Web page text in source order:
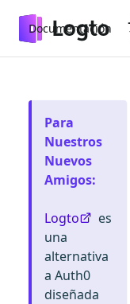
Documentación
Para
Nuestros
Nuevos
Amigos:
Logto
es
una
alternativa
a Auth0
diseñada